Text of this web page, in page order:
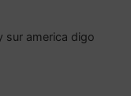
sur america digo